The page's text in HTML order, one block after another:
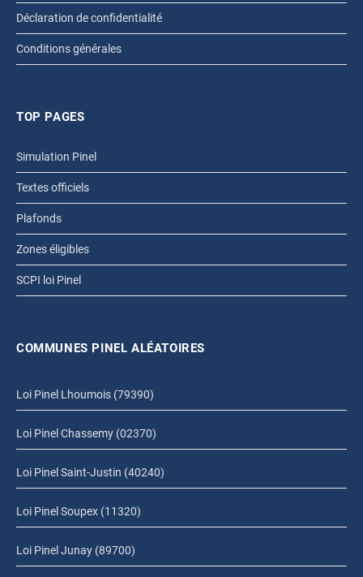
Déclaration de confidentialité
Conditions générales
TOP PAGES
Simulation Pinel
Textes officiels
Plafonds
Zones éligibles
SCPI loi Pinel
COMMUNES PINEL ALÉATOIRES
Loi Pinel Lhoumois (79390)
Loi Pinel Chassemy (02370)
Loi Pinel Saint-Justin (40240)
Loi Pinel Soupex (11320)
Loi Pinel Junay (89700)